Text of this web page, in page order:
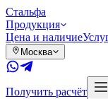
Стальфа
Продукция
Цена и наличие
Москва
Получить расчёт